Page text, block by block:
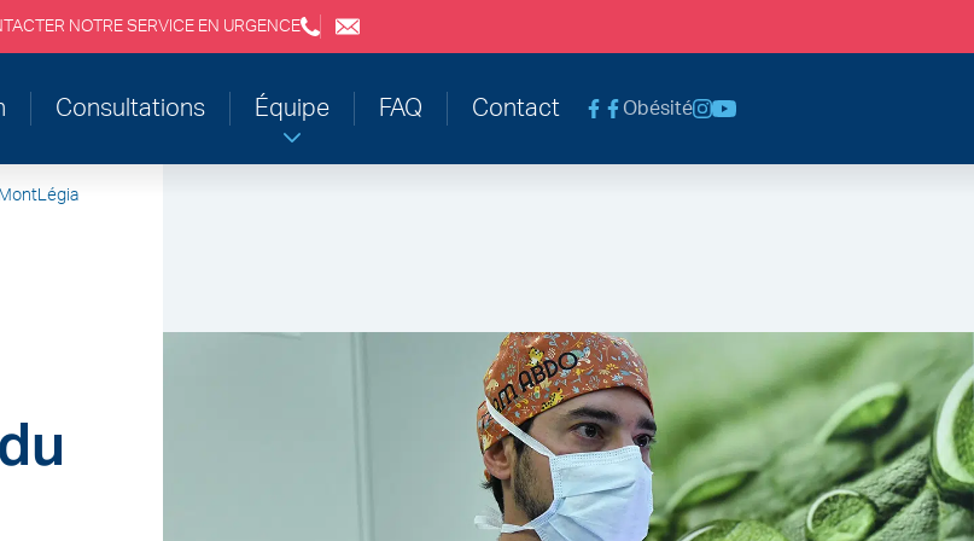
NOTRE SERVICE EN URGENCE
+3243554120
chirabdomle@chc.be
Consultations Équipe FAQ Contact
Voir la page Facebook Chirurgie
Obésité
Voir la page Instagram
Voir la chaine Youtube